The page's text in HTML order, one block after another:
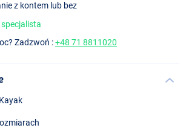
z kontem lub bez
specjalista
Zadzwoń :+48 71 8811020